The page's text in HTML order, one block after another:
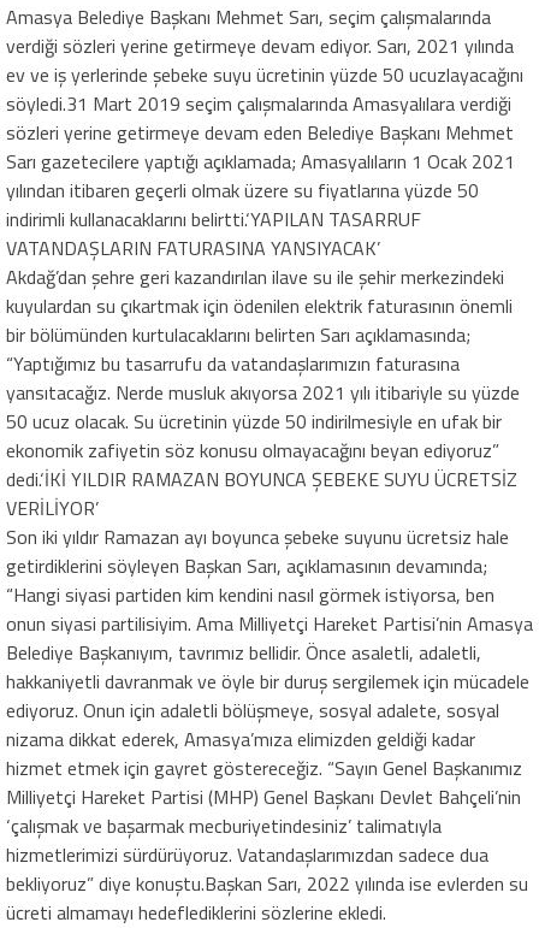
Amasya Belediye Başkanı Mehmet Sarı, seçim çalışmalarında
verdiği sözleri yerine getirmeye devam ediyor. Sarı, 2021 yılında
ev ve iş yerlerinde şebeke suyu ücretinin yüzde 50 ucuzlayacağını
söyledi.31 Mart 2019 seçim çalışmalarında Amasyalılara verdiği
sözleri yerine getirmeye devam eden Belediye Başkanı Mehmet
Sarı gazetecilere yaptığı açıklamada; Amasyalıların 1 Ocak 2021
yılından itibaren geçerli olmak üzere su fiyatlarına yüzde 50
indirimli kullanacaklarını belirtti.‘YAPILAN TASARRUF
VATANDAŞLARIN FATURASINA YANSIYACAK’
Akdağ’dan şehre geri kazandırılan ilave su ile şehir merkezindeki
kuyulardan su çıkartmak için ödenilen elektrik faturasının önemli
bir bölümünden kurtulacaklarını belirten Sarı açıklamasında;
“Yaptığımız bu tasarrufu da vatandaşlarımızın faturasına
yansıtacağız. Nerde musluk akıyorsa 2021 yılı itibariyle su yüzde
50 ucuz olacak. Su ücretinin yüzde 50 indirilmesiyle en ufak bir
ekonomik zafiyetin söz konusu olmayacağını beyan ediyoruz”
dedi.‘İKİ YILDIR RAMAZAN BOYUNCA ŞEBEKE SUYU ÜCRETSİZ
VERİLİYOR’
Son iki yıldır Ramazan ayı boyunca şebeke suyunu ücretsiz hale
getirdiklerini söyleyen Başkan Sarı, açıklamasının devamında;
“Hangi siyasi partiden kim kendini nasıl görmek istiyorsa, ben
onun siyasi partilisiyim. Ama Milliyetçi Hareket Partisi’nin Amasya
Belediye Başkanıyım, tavrımız bellidir. Önce asaletli, adaletli,
hakkaniyetli davranmak ve öyle bir duruş sergilemek için mücadele
ediyoruz. Onun için adaletli bölüşmeye, sosyal adalete, sosyal
nizama dikkat ederek, Amasya’mıza elimizden geldiği kadar
hizmet etmek için gayret göstereceğiz. “Sayın Genel Başkanımız
Milliyetçi Hareket Partisi (MHP) Genel Başkanı Devlet Bahçeli’nin
‘çalışmak ve başarmak mecburiyetindesiniz’ talimatıyla
hizmetlerimizi sürdürüyoruz. Vatandaşlarımızdan sadece dua
bekliyoruz” diye konuştu.Başkan Sarı, 2022 yılında ise evlerden su
ücreti almamayı hedeflediklerini sözlerine ekledi.